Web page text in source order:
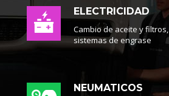
ELECTRICIDAD
Cambio de aceite y filtros,
sistemas de engrase
NEUMATICOS